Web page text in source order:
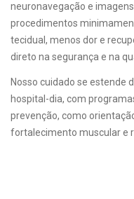
neuronavegação e
procedimentos
tecidual, menos dor e
direto na segurança e na
Nosso cuidado se estende
hospital-dia, com
prevenção, como
fortalecimento muscular e